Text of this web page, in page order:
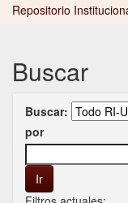
Repositorio
Buscar
Buscar:
por